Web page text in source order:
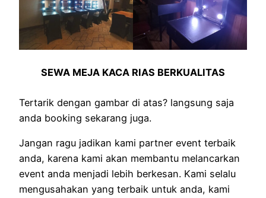
SEWA MEJA KACA RIAS BERKUALITAS
Tertarik dengan gambar di atas? langsung saja
anda booking sekarang juga.
Jangan ragu jadikan kami partner event terbaik
anda, karena kami akan membantu melancarkan
event anda menjadi lebih berkesan. Kami selalu
mengusahakan yang terbaik untuk anda, kami